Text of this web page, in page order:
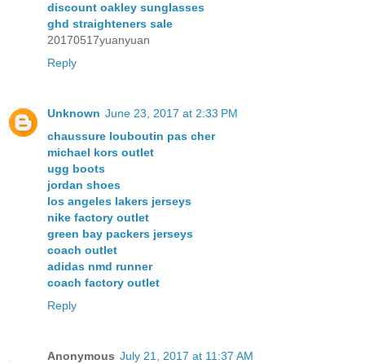
discount oakley sunglasses
ghd straighteners sale
20170517yuanyuan
Reply
Unknown June 23, 2017 at 2:33 PM
chaussure louboutin pas cher
michael kors outlet
ugg boots
jordan shoes
los angeles lakers jerseys
nike factory outlet
green bay packers jerseys
coach outlet
adidas nmd runner
coach factory outlet
Reply
Anonymous July 21, 2017 at 11:37 AM